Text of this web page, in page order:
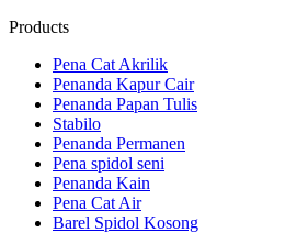
Products
Pena Cat Akrilik
Penanda Kapur Cair
Penanda Papan Tulis
Stabilo
Penanda Permanen
Pena spidol seni
Penanda Kain
Pena Cat Air
Barel Spidol Kosong